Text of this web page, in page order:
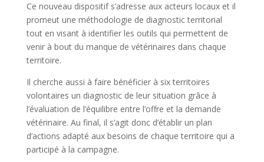
Ce nouveau dispositif s’adresse aux acteurs locaux et il
promeut une méthodologie de diagnostic territorial
tout en visant à identifier les outils qui permettent de
venir à bout du manque de vétérinaires dans chaque
territoire.
Il cherche aussi à faire bénéficier à six territoires
volontaires un diagnostic de leur situation grâce à
l’évaluation de l’équilibre entre l’offre et la demande
vétérinaire. Au final, il s’agit donc d’établir un plan
d’actions adapté aux besoins de chaque territoire qui a
participé à la campagne.